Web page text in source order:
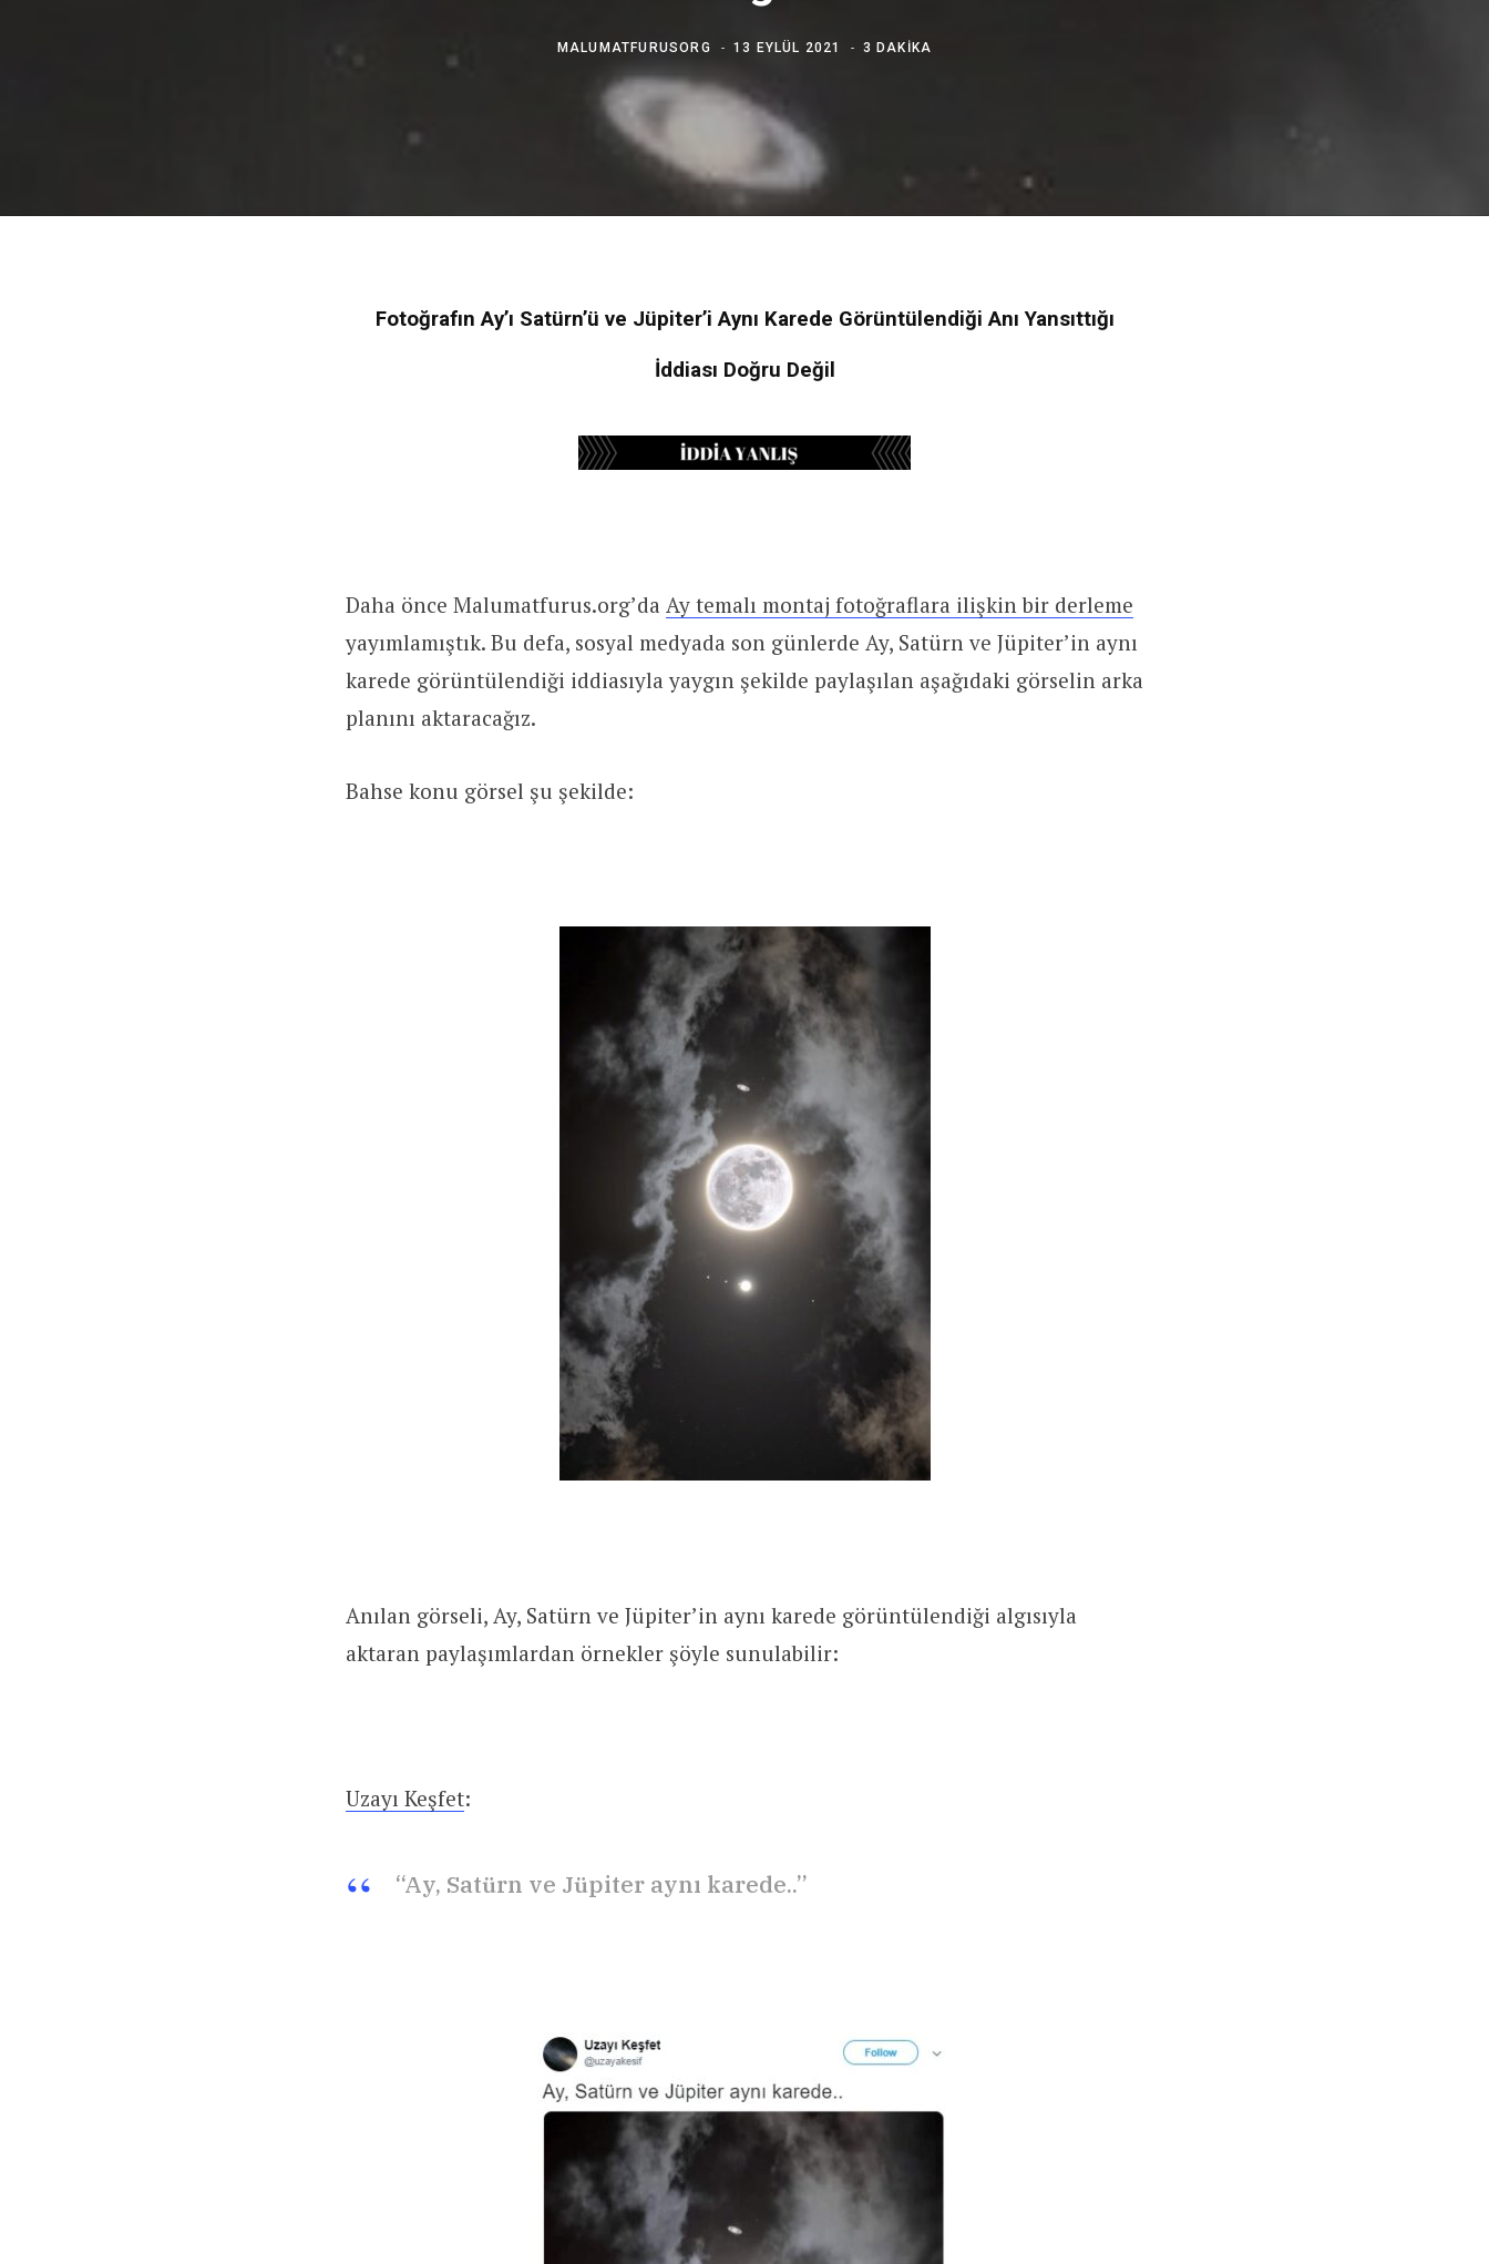
MALUMATFURUSORG 13 EYLÜL 2021 3 DAKIKA
Fotoğrafın Ay’ı Satürn’ü ve Jüpiter’i Aynı Karede Görüntülendiği Anı Yansıttığı
İddiası Doğru Değil
Daha önce Malumatfurus.org’da Ay temalı montaj fotoğraflara ilişkin bir derleme
yayımlamıştık. Bu defa, sosyal medyada son günlerde Ay, Satürn ve Jüpiter’in aynı
karede görüntülendiği iddiasıyla yaygın şekilde paylaşılan aşağıdaki görselin arka
planını aktaracağız.
Bahse konu görsel şu şekilde:
Anılan görseli, Ay, Satürn ve Jüpiter’in aynı karede görüntülendiği algısıyla
aktaran paylaşımlardan örnekler şöyle sunulabilir:
Uzayı Keşfet:
“Ay, Satürn ve Jüpiter aynı karede..”